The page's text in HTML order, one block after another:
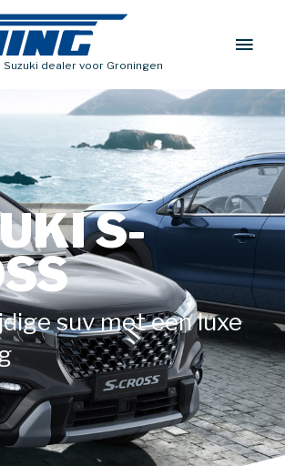
dealer voor Groningen
S-
suv met een luxe